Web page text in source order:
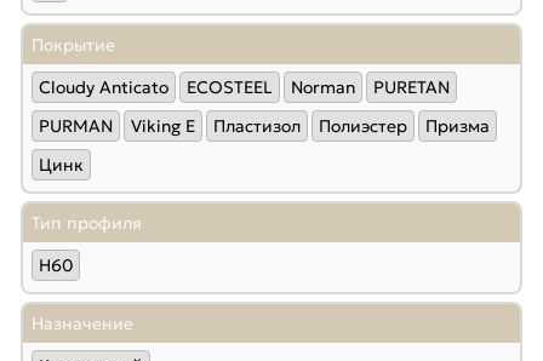
Покрытие
Cloudy Anticato
ECOSTEEL Norman
PURETAN
PURMAN
Viking E Пластизол Полиэстер
Призма
Цинк
Тип профиля
Н60
Назначение